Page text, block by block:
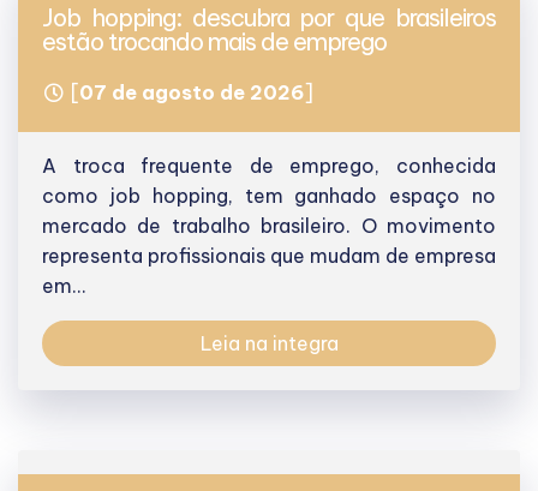
Job hopping: descubra por que brasileiros
estão trocando mais de emprego
[07 de agosto de 2026]
A troca frequente de emprego, conhecida
como job hopping, tem ganhado espaço no
mercado de trabalho brasileiro. O movimento
representa profissionais que mudam de empresa
em...
Leia na integra